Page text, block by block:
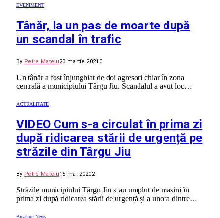
EVENIMENT
Tânăr, la un pas de moarte după
un scandal în trafic
By Petre Mateiu23 martie 2021 0
Un tânăr a fost înjunghiat de doi agresori chiar în zona
centrală a municipiului Târgu Jiu. Scandalul a avut loc…
ACTUALITATE
VIDEO Cum s-a circulat în prima zi
după ridicarea stării de urgență pe
străzile din Târgu Jiu
By Petre Mateiu15 mai 20202
Străzile municipiului Târgu Jiu s-au umplut de mașini în
prima zi după ridicarea stării de urgență și a unora dintre…
Breaking News